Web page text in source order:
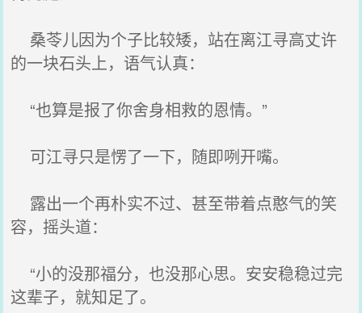
桑苓儿因为个子比较矮，站在离江寻高丈许
的一块石头上，语气认真：
“也算是报了你舍身相救的恩情。”
可江寻只是愣了一下，随即咧开嘴。
露出一个再朴实不过、甚至带着点憨气的笑
容，摇头道：
“小的没那福分，也没那心思。安安稳稳过完
这辈子，就知足了。